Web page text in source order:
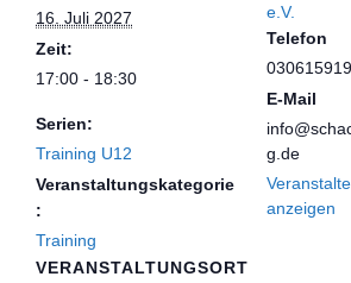
16. Juli 2027
Zeit:
17:00 - 18:30
Serien:
Training U12
Veranstaltungskategorie
:
Training
VERANSTALTUNGSORT
e.V.
Telefon
E-Mail
g.de
anzeigen